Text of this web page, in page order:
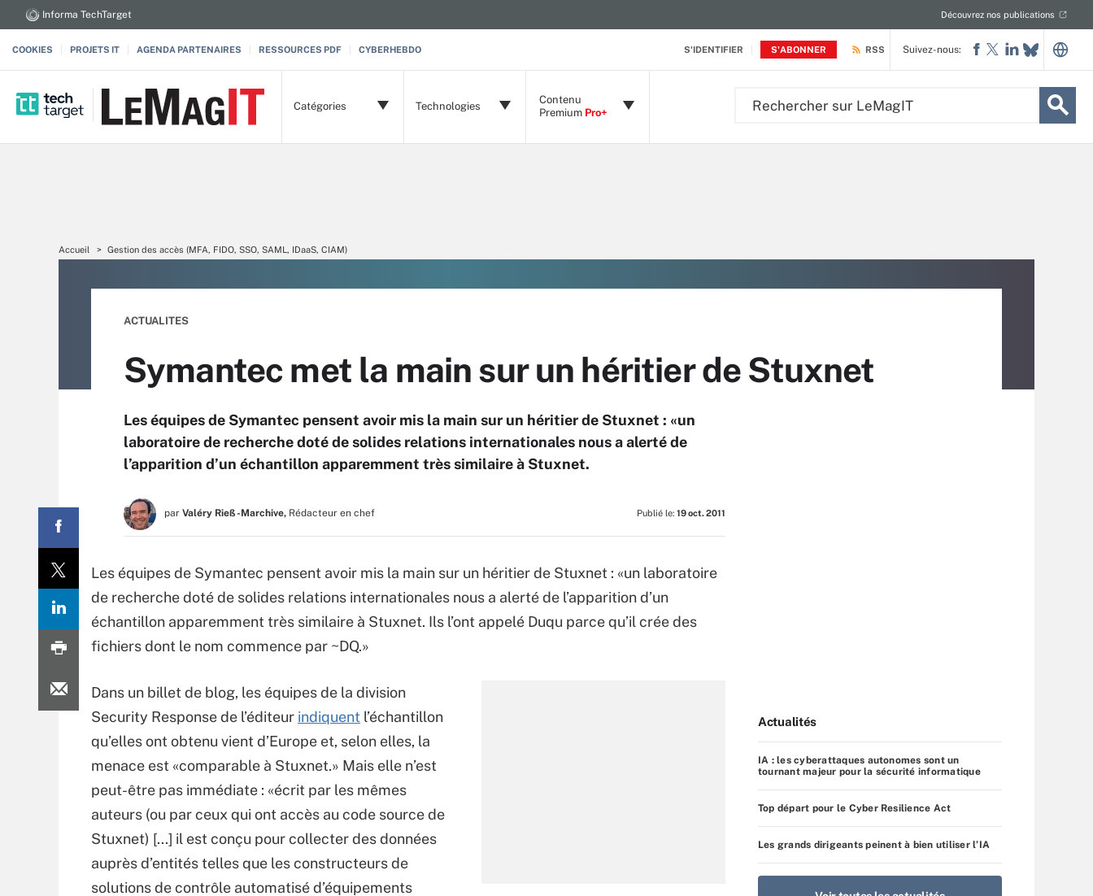
S'IDENTIFIER S'ABONNER
Informa TechTarget Découvrez nos publications
COOKIES PROJETS IT AGENDA PARTENAIRES RESSOURCES PDF CYBERHEBDO RSS
Catégories Technologies
Contenu
Premium Pro+
Suivez-nous:
Accueil Gestion des accès (MFA, FIDO, SSO, SAML, IDaaS, CIAM)
ACTUALITES
Symantec met la main sur un héritier de Stuxnet
Les équipes de Symantec pensent avoir mis la main sur un héritier de Stuxnet : «un
laboratoire de recherche doté de solides relations internationales nous a alerté de
l’apparition d’un échantillon apparemment très similaire à Stuxnet.
par Valéry Rieß-Marchive, Rédacteur en chef Publié le: 19 oct. 2011
Les équipes de Symantec pensent avoir mis la main sur un héritier de Stuxnet : «un laboratoire
de recherche doté de solides relations internationales nous a alerté de l’apparition d’un
échantillon apparemment très similaire à Stuxnet. Ils l’ont appelé Duqu parce qu’il crée des
fichiers dont le nom commence par ~DQ.»
Dans un billet de blog, les équipes de la division
Security Response de l’éditeur indiquent l’échantillon
qu’elles ont obtenu vient d’Europe et, selon elles, la
menace est «comparable à Stuxnet.» Mais elle n’est
peut-être pas immédiate : «écrit par les mêmes
auteurs (ou par ceux qui ont accès au code source de
Stuxnet) [...] il est conçu pour collecter des données
auprès d’entités telles que les constructeurs de
solutions de contrôle automatisé d’équipements
Actualités
IA : les cyberattaques autonomes sont un
tournant majeur pour la sécurité informatique
Top départ pour le Cyber Resilience Act
Les grands dirigeants peinent à bien utiliser l’IA